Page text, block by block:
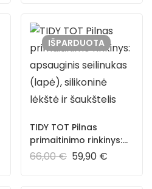
IŠPARDUOTA
TIDY TOT Pilnas
primaitinimo rinkinys:
apsauginis seilinukas
66,00€ 59,90 €